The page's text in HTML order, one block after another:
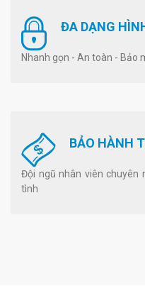
ĐA DẠNG
Nhanh gọn - An toàn - Bảo
BẢO HÀNH
Đội ngũ nhân viên chuyên
tình